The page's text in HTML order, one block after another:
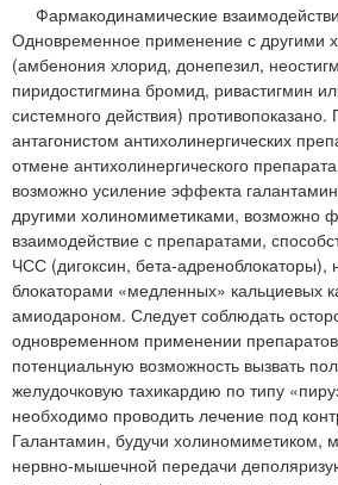
Фармакодинамические
Одновременное применение с другими
(амбенония хлорид, донепезил,
пиридостигмина бромид, ривастигмин
системного действия) противопоказано.
антагонистом антихолинергических
отмене антихолинергического
возможно усиление эффекта
другими холиномиметиками, возможно
взаимодействие с препаратами,
ЧСС (дигоксин, бета-адреноблокаторы),
блокаторами «медленных» кальциевых
амиодароном. Следует соблюдать
одновременном применении
потенциальную возможность вызвать
желудочковую тахикардию по типу
необходимо проводить лечение под
Галантамин, будучи холиномиметиком,
нервно-мышечной передачи